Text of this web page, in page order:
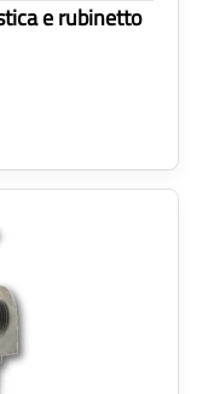
e rubinetto